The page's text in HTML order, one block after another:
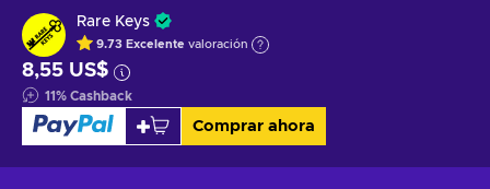
Rare Keys
9.73 Excelente valoración
8,55 US$
11% Cashback
Comprar ahora